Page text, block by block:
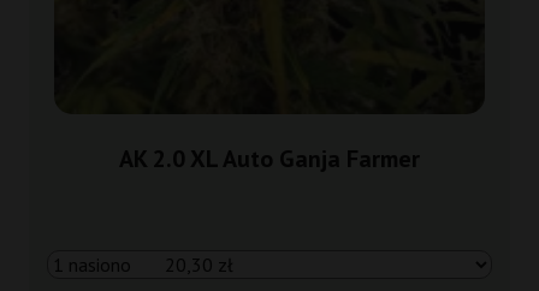
AK 2.0 XL Auto Ganja Farmer